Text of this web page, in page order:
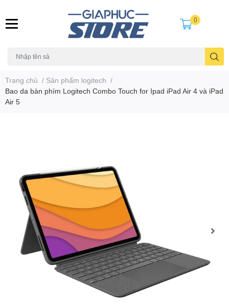
0
Trang chủ / Sản phẩm logitech /
Bao da bàn phím Logitech Combo Touch for Ipad iPad Air 4 và iPad
Air 5